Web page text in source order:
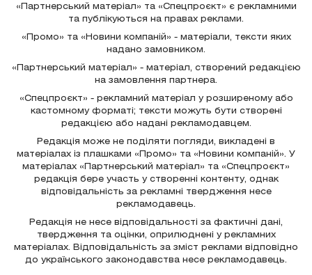
«Партнерський матеріал» та «Спецпроєкт» є рекламними
та публікуються на правах реклами.
«Промо» та «Новини компаній» - матеріали, тексти яких
надано замовником.
«Партнерський матеріал» - матеріал, створений редакцією
на замовлення партнера.
«Спецпроєкт» - рекламний матеріал у розширеному або
кастомному форматі; тексти можуть бути створені
редакцією або надані рекламодавцем.
Редакція може не поділяти погляди, викладені в
матеріалах із плашками «Промо» та «Новини компаній». У
матеріалах «Партнерський матеріал» та «Спецпроєкт»
редакція бере участь у створенні контенту, однак
відповідальність за рекламні твердження несе
рекламодавець.
Редакція не несе відповідальності за фактичні дані,
твердження та оцінки, оприлюднені у рекламних
матеріалах. Відповідальність за зміст реклами відповідно
до українського законодавства несе рекламодавець.